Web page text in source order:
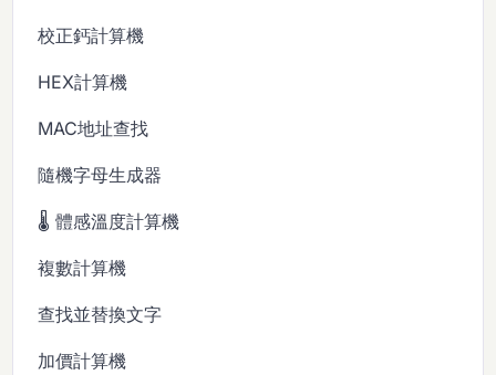
校正鈣計算機
HEX計算機
MAC地址查找
隨機字母生成器
🌡️ 體感溫度計算機
複數計算機
查找並替換文字
加價計算機